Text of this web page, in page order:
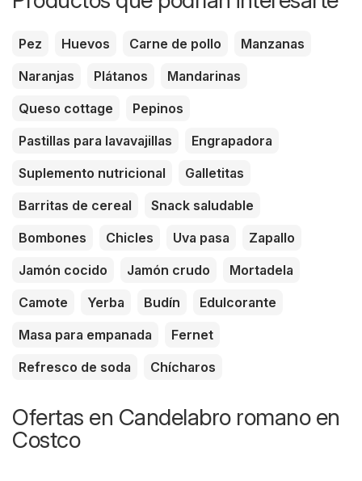
Pez Huevos Carne de pollo
Manzanas
Naranjas
Plátanos
Mandarinas
Queso cottage
Pepinos
Pastillas para lavavajillas
Engrapadora
Suplemento nutricional
Galletitas
Barritas de cereal
Snack saludable
Bombones
Chicles Uva pasa
Zapallo
Jamón cocido
Jamón crudo
Mortadela
Camote
Yerba Budín
Edulcorante
Masa para empanada
Fernet
Refresco de soda
Chícharos
Ofertas en Candelabro romano en
Costco